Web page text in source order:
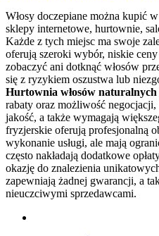
Włosy doczepiane można kupić
sklepy internetowe, hurtownie,
Każde z tych miejsc ma swoje
oferują szeroki wybór, niskie
zobaczyć ani dotknąć włosów
się z ryzykiem oszustwa lub
Hurtownia włosów naturalnych
rabaty oraz możliwość
jakość, a także wymagają
fryzjerskie oferują profesjonalną
wykonanie usługi, ale mają
często nakładają dodatkowe
okazję do znalezienia
zapewniają żadnej gwarancji, a
nieuczciwymi sprzedawcami.